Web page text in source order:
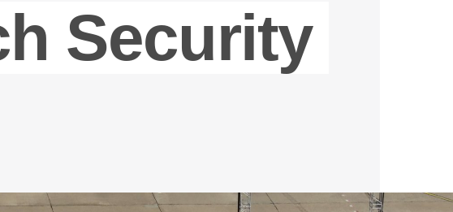
Security